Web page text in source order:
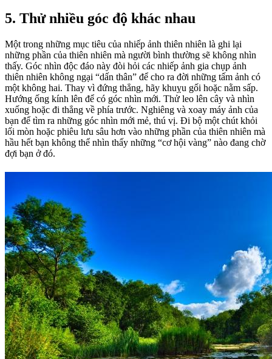
5. Thử nhiều góc độ khác nhau
Một trong những mục tiêu của nhiếp ảnh thiên nhiên là ghi lại
những phần của thiên nhiên mà người bình thường sẽ không nhìn
thấy. Góc nhìn độc đáo này đòi hỏi các nhiếp ảnh gia chụp ảnh
thiên nhiên không ngại “dấn thân” để cho ra đời những tấm ảnh có
một không hai. Thay vì đứng thẳng, hãy khuỵu gối hoặc nằm sấp.
Hướng ống kính lên để có góc nhìn mới. Thử leo lên cây và nhìn
xuống hoặc đi thẳng về phía trước. Nghiêng và xoay máy ảnh của
bạn để tìm ra những góc nhìn mới mẻ, thú vị. Đi bộ một chút khỏi
lối mòn hoặc phiêu lưu sâu hơn vào những phần của thiên nhiên mà
hầu hết bạn không thể nhìn thấy những “cơ hội vàng” nào đang chờ
đợi bạn ở đó.